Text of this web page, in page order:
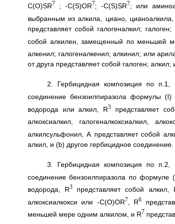
C(O)SR7 ; -C(S)OR7; -C(S)SR7; или
выбранным из алкила, циано, цианоалкила,
представляет собой галогеналкил;
собой алкилен, замещенный по меньшей
алкенил; галогеналкенил; алкинил; или
от друга представляет собой галоген;
2. Гербицидная композиция по п.1,
соединение бензоилпиразола формулы (I)
водорода или алкил, R3 представляет
алкоксиалкил, галогеналкоксиалкил,
алкилсульфонил, А представляет собой
алкил, и (b) другое гербицидное соединение.
3. Гербицидная композиция по п.2,
соединение бензоилпиразола по формуле
водорода, R3 представляет собой алкил,
алкоксиалкокси или -C(O)OR7 , R6
меньшей мере одним алкилом, и R7